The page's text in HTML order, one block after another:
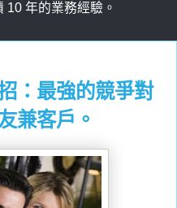
10 年的業務經驗。
：最強的競爭對
兼客戶。